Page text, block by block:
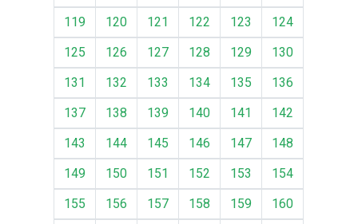
119
120 121 122 123
124
125
126 127 128 129
130
131
132 133 134 135
136
137
138 139 140 141
142
143
144 145 146 147
148
149
150 151 152 153
154
155
156 157 158 159
160